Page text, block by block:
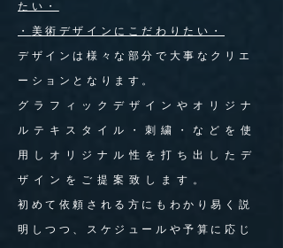
たい・
・ ​美術デザインにこだわりたい・
デザインは様々な部分で大事なクリエ
ーションとなります。
グラフィックデザインやオリジナ
ルテキスタイル・刺繍・などを使
用しオリジナル性を打ち出したデ
ザインをご提案致します。
初めて依頼される方にもわかり易く説
明しつつ、スケジュールや予算に応じ